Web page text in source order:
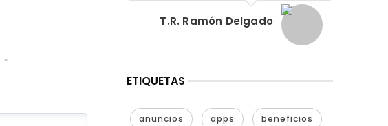
*
T.R. Ramón Delgado
ETIQUETAS
anuncios apps beneficios